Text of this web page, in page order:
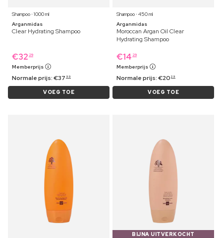
Shampoo ⋅ 1000 ml
Arganmidas
Clear Hydrating Shampoo
€32 29
Memberprijs
Normale prijs:€37 99
VOEG TOE
Shampoo ⋅ 450 ml
Arganmidas
Moroccan Argan Oil Clear
Hydrating Shampoo
€14 29
Memberprijs
Normale prijs:€20 29
VOEG TOE
BIJNA UITVERKOCHT